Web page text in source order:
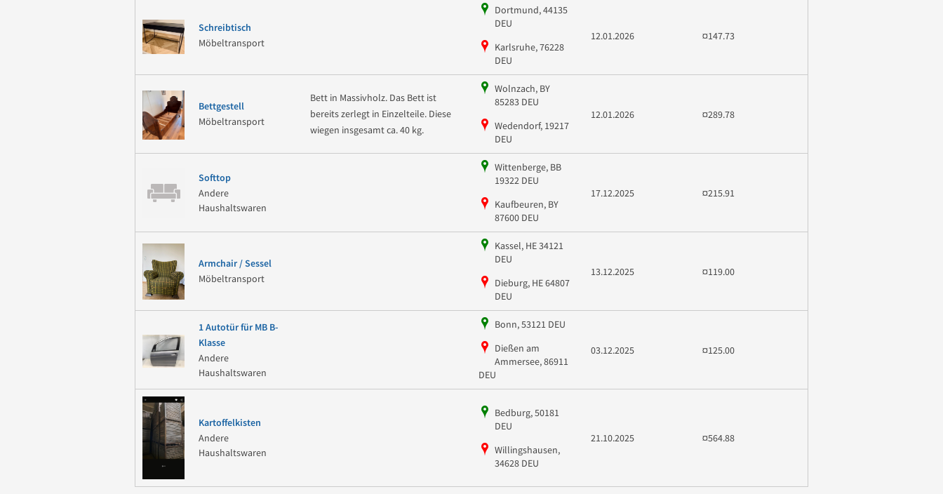
Schreibtisch
Möbeltransport
Dortmund, 44135
DEU
Karlsruhe, 76228
DEU
12.01.2026 ¤147.73
Bettgestell
Möbeltransport
Bett in Massivholz. Das Bett ist
bereits zerlegt in Einzelteile. Diese
wiegen insgesamt ca. 40 kg.
Wolnzach, BY
85283 DEU
Wedendorf, 19217
DEU
12.01.2026 ¤289.78
Softtop
Andere
Haushaltswaren
Wittenberge, BB
19322 DEU
Kaufbeuren, BY
87600 DEU
17.12.2025 ¤215.91
Armchair / Sessel
Möbeltransport
Kassel, HE 34121
DEU
Dieburg, HE 64807
DEU
13.12.2025 ¤119.00
1 Autotür für MB B-
Klasse
Andere
Haushaltswaren
Bonn, 53121 DEU
Dießen am
Ammersee, 86911
DEU
03.12.2025 ¤125.00
Kartoffelkisten
Andere
Haushaltswaren
Bedburg, 50181
DEU
Willingshausen,
34628 DEU
21.10.2025 ¤564.88